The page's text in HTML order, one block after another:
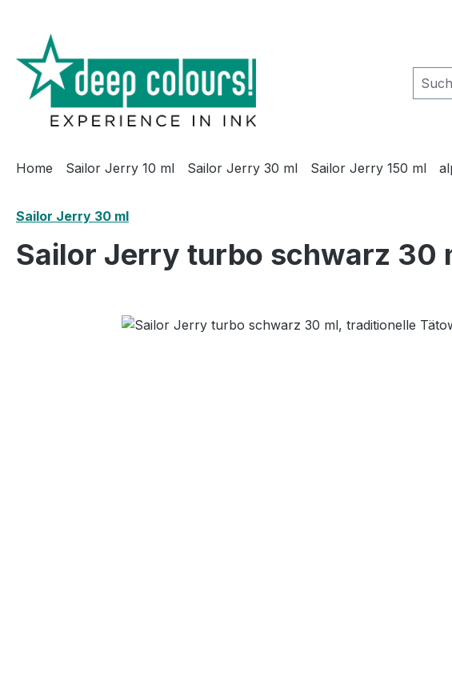
Home Sailor Jerry 10 ml Sailor Jerry 30 ml Sailor Jerry 150 ml
Sailor Jerry 30 ml
Sailor Jerry turbo schwarz 30
Bildergalerie überspringen